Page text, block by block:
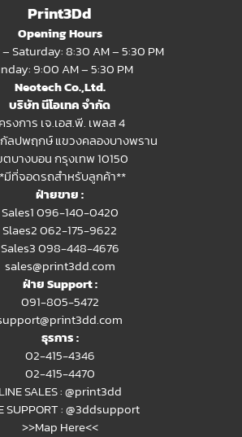
Print3Dd
Opening Hours
Saturday: 8:30 AM – 5:30 PM
9:00 AM – 5:30 PM
Neotech Co.,Ltd.
บริษัท นีโอเทค จำกัด
รงการ เจ.เอส.พี. เพลส 4
ลปพฤกษ์ แขวงคลองบางพราน
ตบางบอน กรุงเทพ 10150
มีที่จอดรถสำหรับลูกค้า**
ฝ่ายขาย :
Sales1 096-140-0420
Slaes2062-175-9622
Sales3 098-448-4676
sales@print3dd.com
ฝ่าย Support :
091-805-5472
ธุรการ :
02-415-4346
02-415-4470
LINE SALES :@print3dd
SUPPORT :@3ddsupport
>>Map Here<<